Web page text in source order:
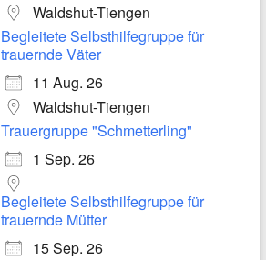
Waldshut-Tiengen
Begleitete Selbsthilfegruppe für
trauernde Väter
11 Aug. 26
Waldshut-Tiengen
Trauergruppe "Schmetterling"
1 Sep. 26
Begleitete Selbsthilfegruppe für
trauernde Mütter
15 Sep. 26